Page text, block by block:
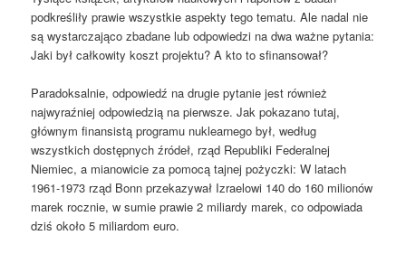
podkreśliły prawie wszystkie aspekty tego tematu. Ale nadal nie
są wystarczająco zbadane lub odpowiedzi na dwa ważne pytania:
Jaki był całkowity koszt projektu? A kto to sfinansował?
Paradoksalnie, odpowiedź na drugie pytanie jest również
najwyraźniej odpowiedzią na pierwsze. Jak pokazano tutaj,
głównym finansistą programu nuklearnego był, według
wszystkich dostępnych źródeł, rząd Republiki Federalnej
Niemiec, a mianowicie za pomocą tajnej pożyczki: W latach
1961-1973 rząd Bonn przekazywał Izraelowi 140 do 160 milionów
marek rocznie, w sumie prawie 2 miliardy marek, co odpowiada
dziś około 5 miliardom euro.